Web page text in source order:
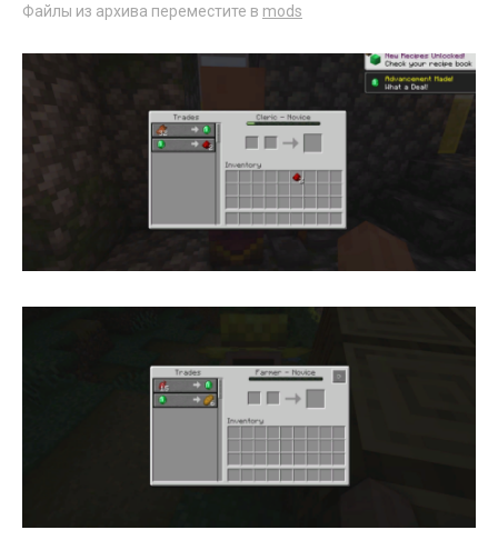
Файлы из архива переместите в mods